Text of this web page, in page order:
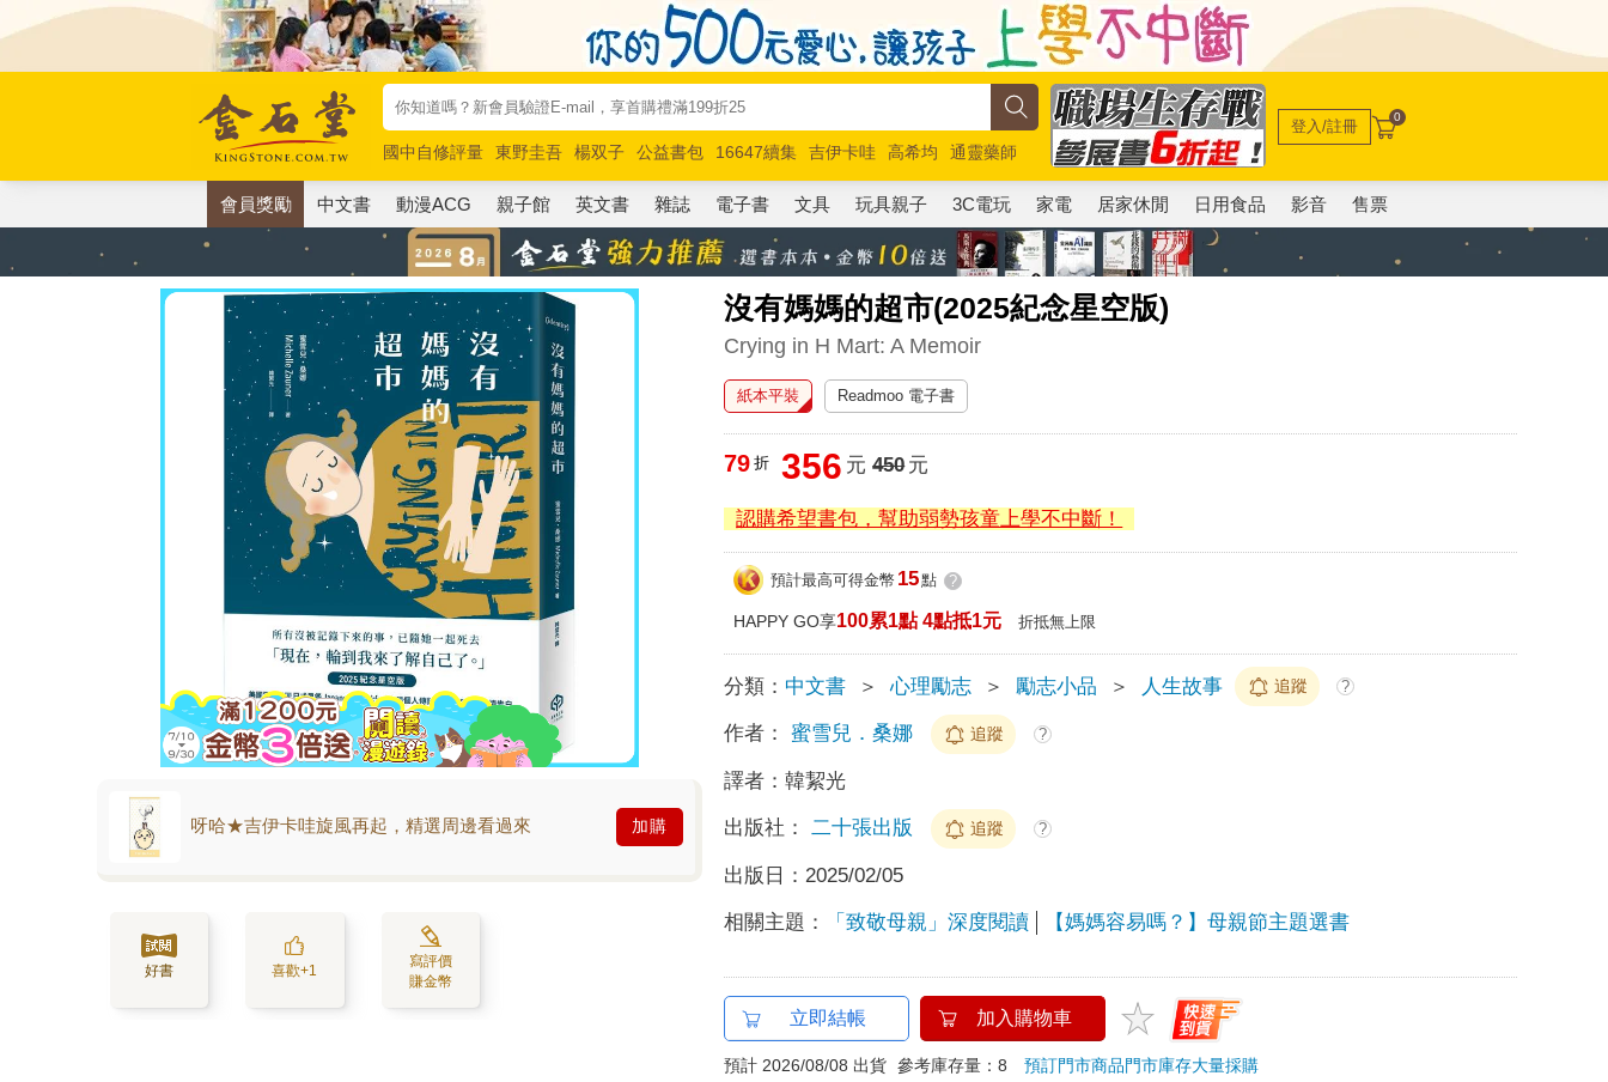
國中自修評量 東野圭吾 楊双子 公益書包 16647續集 吉伊卡哇 高希均
通靈藥師
唯紅花綻放
奧德賽 路邊攤新作 馬斯克 玩具總動員5 超慢跑
登入/註冊 0
會員獎勵 中文書 動漫ACG 親子館 英文書 雜誌 電子書 文具 玩具親子 3C電玩 家電 居家休閒 日用食品 影音 售票
沒有媽媽的超市(2025紀念星空版)
Crying in H Mart: A Memoir
呀哈★吉伊卡哇旋風再起，精選周邊看過來 加購
好書 喜歡+1
寫評價
賺金幣
紙本平裝 Readmoo 電子書
79 折 356 元 450元
認購希望書包，幫助弱勢孩童上學不中斷！
預計最高可得金幣 15點 ?
HAPPY GO享100累1點 4點抵1元 折抵無上限
分類： 中文書 ＞ 心理勵志 ＞ 勵志小品 ＞ 人生故事 追蹤 ?
作者： 蜜雪兒．桑娜 追蹤 ?
譯者：韓絜光
出版社： 二十張出版 追蹤 ?
出版日： 2025/02/05
相關主題： 「致敬母親」深度閱讀 【媽媽容易嗎？】母親節主題選書
立即結帳 加入購物車
預計 2026/08/08 出貨 參考庫存量：8預訂門市商品門市庫存大量採購